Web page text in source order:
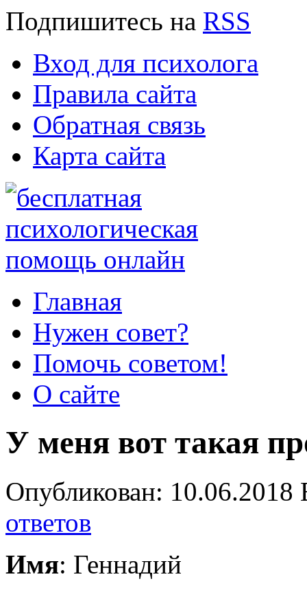
Подпишитесь на RSS
Вход для психолога
Правила сайта
Обратная связь
Карта сайта
Главная
Нужен совет?
Помочь советом!
О сайте
У меня вот такая
Опубликован:
ответов
Имя: Геннадий